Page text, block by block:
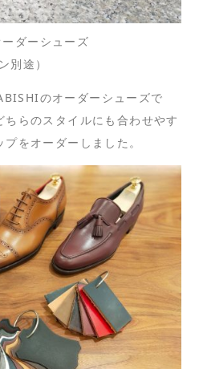
ダーシューズ
別途）
のオーダーシューズで
らのスタイルにも合わせやす
をオーダーしました。